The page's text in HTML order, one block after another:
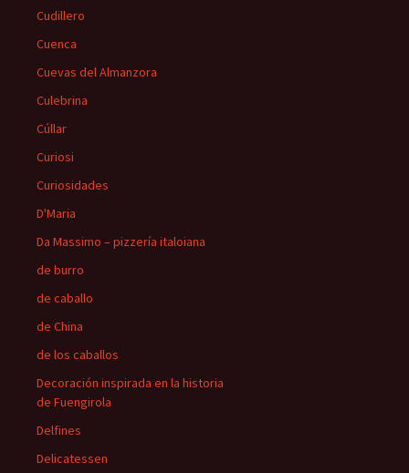
Cudillero
Cuenca
Cuevas del Almanzora
Culebrina
Cúllar
Curiosi
Curiosidades
D'Maria
Da Massimo – pizzería italoiana
de burro
de caballo
de China
de los caballos
Decoración inspirada en la historia
de Fuengirola
Delfines
Delicatessen